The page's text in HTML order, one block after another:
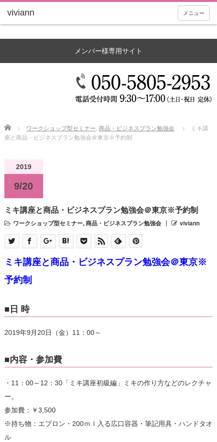
メニュー
メンバー様専用サイト
Home ワークショップ型セミナー, 商品・ビジネスプラン勉強会
ミキ講
座と商品・ビジネスプラン勉強会＠東京※予約制
2019
9/20
ミキ講座と商品・ビジネスプラン勉強会＠東京※予約制
ワークショップ型セミナー, 商品・ビジネスプラン勉強会 viviann
ミキ講座と商品・ビジネスプラン勉強会＠東京※
予約制
■日 時
2019年9月20日（金）11：00～
■内容・参加費
・11：00～12：30「ミキ講座初級編」ミキの作り方などのレクチャ
ー。
参加費：￥3,500
※持ち物：エプロン・200ｍｌ入る広口容器・筆記用具・ハンドタオ
ル